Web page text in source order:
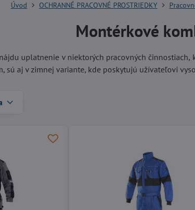
Úvod OCHRANNÉ PRACOVNÉ PROSTRIEDKY
Montérkové
uplatnenie v niektorých pracovných
sú aj v zimnej variante, kde poskytujú užívateľovi